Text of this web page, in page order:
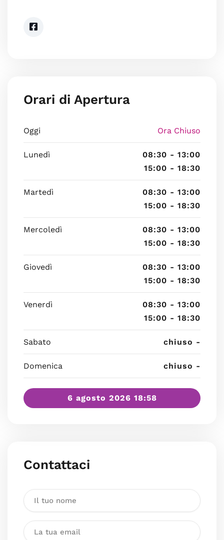
Orari di Apertura
Oggi Ora Chiuso
Lunedì
08:30 - 13:00
15:00 - 18:30
Martedì
08:30 - 13:00
15:00 - 18:30
Mercoledì
08:30 - 13:00
15:00 - 18:30
Giovedì
08:30 - 13:00
15:00 - 18:30
Venerdì
08:30 - 13:00
15:00 - 18:30
Sabato chiuso -
Domenica chiuso -
6 agosto 2026 18:58
Contattaci